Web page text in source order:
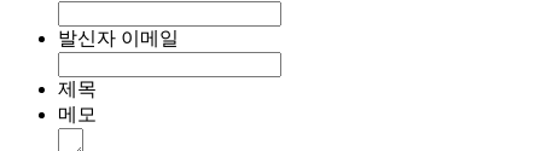
발신자 이메일
제목
메모